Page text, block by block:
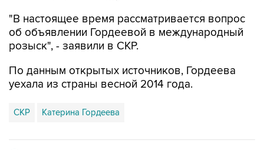
"В настоящее время рассматривается вопрос
об объявлении Гордеевой в международный
розыск", - заявили в СКР.
По данным открытых источников, Гордеева
уехала из страны весной 2014 года.
СКР Катерина Гордеева